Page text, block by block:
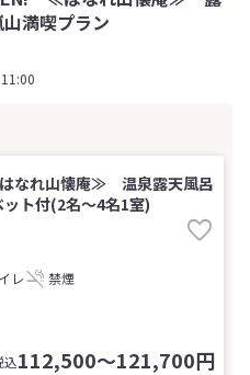
満喫プラン
はなれ山懐庵≫ 温泉露天風呂
ト付(2名～4名1室)
レ 禁煙
込112,500～121,700円